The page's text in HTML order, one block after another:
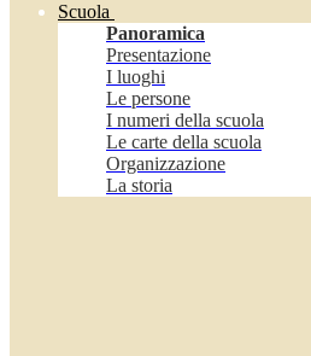
Scuola
Panoramica
Presentazione
I luoghi
Le persone
I numeri della scuola
Le carte della scuola
Organizzazione
La storia